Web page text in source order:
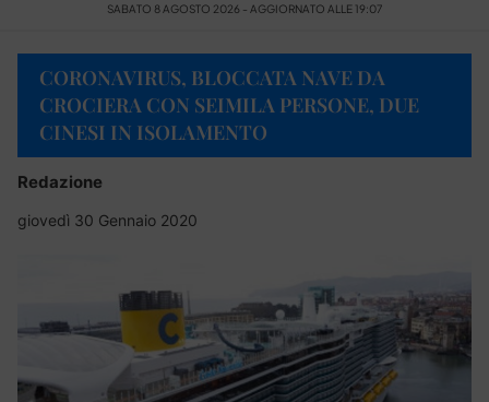
SABATO 8 AGOSTO 2026 - AGGIORNATO ALLE 19:07
CORONAVIRUS, BLOCCATA NAVE DA
CROCIERA CON SEIMILA PERSONE, DUE
CINESI IN ISOLAMENTO
Redazione
giovedì 30 Gennaio 2020